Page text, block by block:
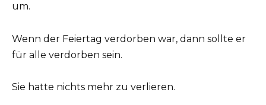
um.
Wenn der Feiertag verdorben war, dann sollte er
für alle verdorben sein.
Sie hatte nichts mehr zu verlieren.